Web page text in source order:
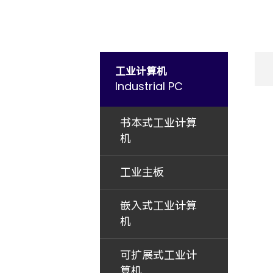
工业计算机
Industrial PC
书本式工业计算
机
工业主板
嵌入式工业计算
机
可扩展式工业计